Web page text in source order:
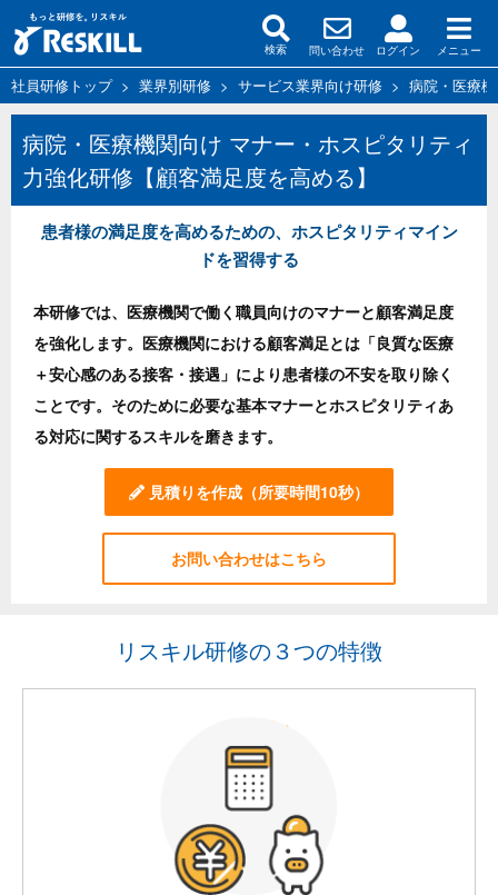
検索 問い合わせ ログイン メニュー
社員研修トップ> 業界別研修 > サービス業界向け研修 > 病院・医療
病院・医療機関向け マナー・ホスピタリティ
力強化研修【顧客満足度を高める】
患者様の満足度を高めるための、ホスピタリティマイン
ドを習得する
本研修では、医療機関で働く職員向けのマナーと顧客満足度
を強化します。医療機関における顧客満足とは「良質な医療
＋安心感のある接客・接遇」により患者様の不安を取り除く
ことです。そのために必要な基本マナーとホスピタリティあ
る対応に関するスキルを磨きます。
見積りを作成 （所要時間10秒）
お問い合わせはこちら
リスキル研修の３つの特徴